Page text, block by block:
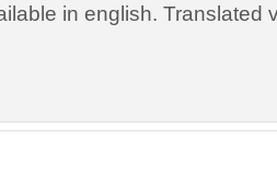
in english. Translated